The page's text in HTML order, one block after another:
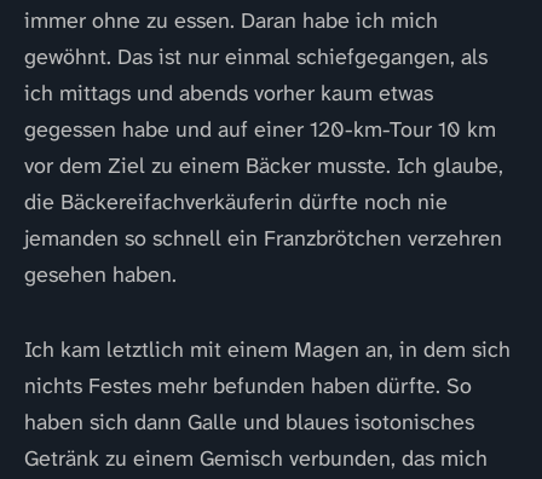
immer ohne zu essen. Daran habe ich mich
gewöhnt. Das ist nur einmal schiefgegangen, als
ich mittags und abends vorher kaum etwas
gegessen habe und auf einer 120-km-Tour 10 km
vor dem Ziel zu einem Bäcker musste. Ich glaube,
die Bäckereifachverkäuferin dürfte noch nie
jemanden so schnell ein Franzbrötchen verzehren
gesehen haben.
Ich kam letztlich mit einem Magen an, in dem sich
nichts Festes mehr befunden haben dürfte. So
haben sich dann Galle und blaues isotonisches
Getränk zu einem Gemisch verbunden, das mich